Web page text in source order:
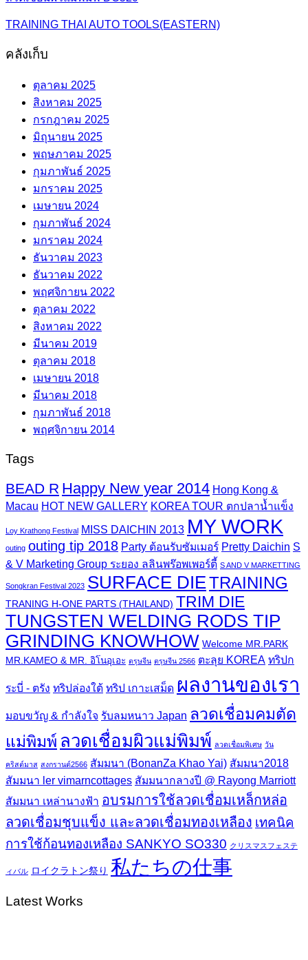
TRAINING THAI AUTO TOOLS(EASTERN)
คลังเก็บ
ตุลาคม 2025
สิงหาคม 2025
กรกฎาคม 2025
มิถุนายน 2025
พฤษภาคม 2025
กุมภาพันธ์ 2025
มกราคม 2025
เมษายน 2024
กุมภาพันธ์ 2024
มกราคม 2024
ธันวาคม 2023
ธันวาคม 2022
พฤศจิกายน 2022
ตุลาคม 2022
สิงหาคม 2022
มีนาคม 2019
ตุลาคม 2018
เมษายน 2018
มีนาคม 2018
กุมภาพันธ์ 2018
พฤศจิกายน 2014
Tags
BEAD R Happy New year 2014 Hong Kong &
Macau HOT NEW GALLERY KOREA TOUR ตกปลาน้ำแข็ง
Loy Krathong Festival MISS DAICHIN 2013 MY WORK
outing outing tip 2018 Party ต้อนรับซัมเมอร์ Pretty Daichin S
& V Marketing Group ระยอง ลลินพร๊อพเพอร์ตี้ S AND V MARKETTING
Songkran Festival 2023 SURFACE DIETRAINING
TRANING H-ONE PARTS (THAILAND) TRIM DIE
TUNGSTEN WELDING RODS TIP
GRINDING KNOWHOW Welcome MR.PARK
MR.KAMEO & MR. อิโนอุเอะ ตรุษจีน ตรุษจีน 2566 ตะลุย KOREA ทริปก
ระบี่ - ตรัง ทริปล่องใต้ ทริป เกาะเสม็ด ผลงานของเรา
มอบขวัญ & กำลังใจ รับลมหนาว Japan ลวดเชื่อมคมตัด
แม่พิมพ์ ลวดเชื่อมผิวแม่พิมพ์ ลวดเชื่อมพิเศษ วัน
คริสต์มาส สงกรานต์2566 สัมมนา (BonanZa Khao Yai) สัมมนา2018
สัมมนา ler vimarncottages สัมมนากลางปี @ Rayong Marriott
สัมมนา เหล่านางฟ้า อบรมการใช้ลวดเชื่อมเหล็กหล่อ
ลวดเชื่อมชุบแข็ง และลวดเชื่อมทองเหลือง เทคนิค
การใช้ก้อนทองเหลือง SANKYO SO330 クリスマスフェステ
ィバル ロイクラトン祭り 私たちの仕事
Latest Works